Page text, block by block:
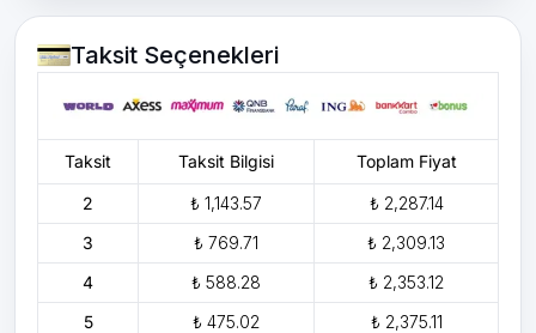
Taksit Seçenekleri
Taksit Taksit Bilgisi Toplam Fiyat
2 ₺ 1,143.57
₺ 2,287.14
3
₺ 769.71
₺ 2,309.13
4
₺ 588.28
₺ 2,353.12
5
₺ 475.02
₺ 2,375.11